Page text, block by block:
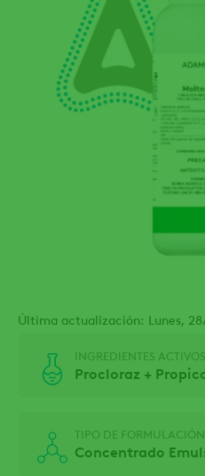
Última actualización: Lunes,
INGREDIENTES ACTIVOS
Procloraz +
TIPO DE FORMULACIÓN
Concentrado